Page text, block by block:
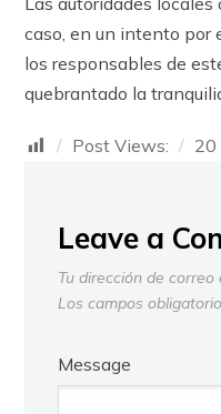
caso, en un intento por
los responsables de
quebrantado la
Post Views: 20
Leave a
Tu dirección de
Los campos
Message